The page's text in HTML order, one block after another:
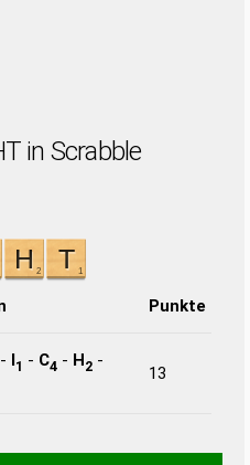
in Scrabble
Punkte
- I1 - C4 - H2 -
13